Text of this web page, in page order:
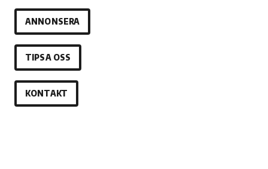
ANNONSERA
TIPSA OSS
KONTAKT